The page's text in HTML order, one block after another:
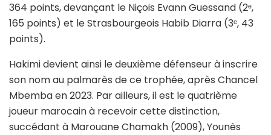
364 points, devançant le Niçois Evann Guessand (2ᵉ,
165 points) et le Strasbourgeois Habib Diarra (3ᵉ, 43
points).
Hakimi devient ainsi le deuxième défenseur à inscrire
son nom au palmarès de ce trophée, après Chancel
Mbemba en 2023. Par ailleurs, il est le quatrième
joueur marocain à recevoir cette distinction,
succédant à Marouane Chamakh (2009), Younès